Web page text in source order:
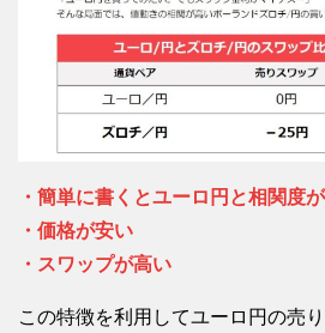
・簡単に書くとユーロ円と相関度
・価格が安い
・スワップが高い
この特徴を利用してユーロ円の売